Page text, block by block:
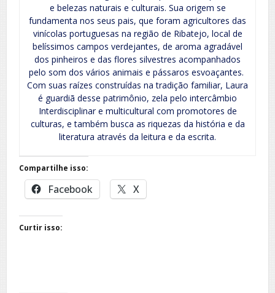
e belezas naturais e culturais. Sua origem se
fundamenta nos seus pais, que foram agricultores das
vinícolas portuguesas na região de Ribatejo, local de
belíssimos campos verdejantes, de aroma agradável
dos pinheiros e das flores silvestres acompanhados
pelo som dos vários animais e pássaros esvoaçantes.
Com suas raízes construídas na tradição familiar, Laura
é guardiã desse patrimônio, zela pelo intercâmbio
Interdisciplinar e multicultural com promotores de
culturas, e também busca as riquezas da história e da
literatura através da leitura e da escrita.
Compartilhe isso:
Facebook X
Curtir isso: